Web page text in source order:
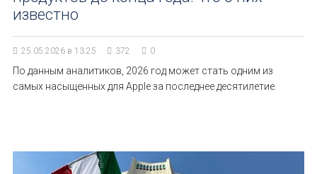
известно
25.05.2026 в 13:25 372 0
По данным аналитиков, 2026 год может стать одним из
самых насыщенных для Apple за последнее десятилетие.